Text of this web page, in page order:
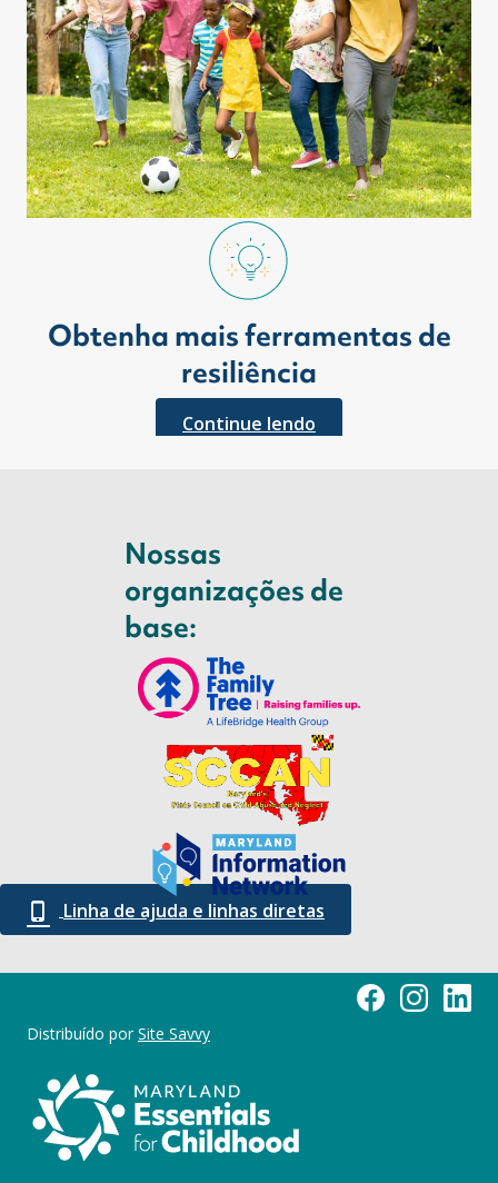
Obtenha mais ferramentas de
resiliência
Continue lendo
Nossas
organizações de
base:
Linha de ajuda e linhas diretas
Página doMaryland
Distribuído porSite Savvy